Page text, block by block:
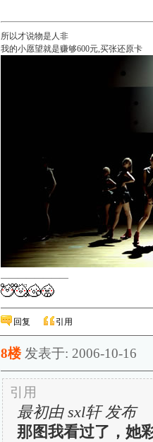
所以才说物是人非
我的小愿望就是赚够600元,买张还原卡
————————
回复 引用
8楼 发表于: 2006-10-16
引用
最初由 sxl轩 发布
那图我看过了，她